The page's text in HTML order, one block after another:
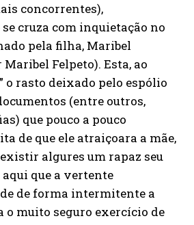
concorrentes),
cruza com inquietação no
pela filha, Maribel
Felpeto). Esta, ao
o rasto deixado pelo espólio
(entre outros,
que pouco a pouco
de que ele atraiçoara a mãe,
algures um rapaz seu
que a vertente
de forma intermitente a
o muito seguro exercício de